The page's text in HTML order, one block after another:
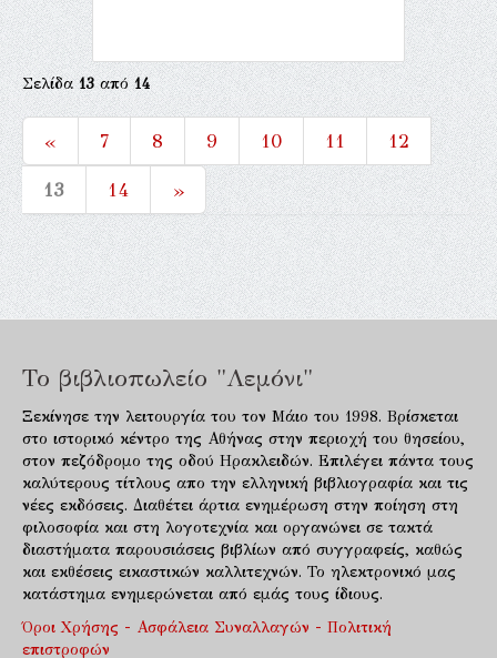
Σελίδα13από14
« 7 8 9 10 11
12
13
14 »
Το βιβλιοπωλείο "Λεμόνι"
Ξεκίνησε την λειτουργία του τον Μάιο του 1998. Βρίσκεται
στο ιστορικό κέντρο της Αθήνας στην περιοχή του θησείου,
στον πεζόδρομο της οδού Ηρακλειδών. Επιλέγει πάντα τους
καλύτερους τίτλους απο την ελληνική βιβλιογραφία και τις
νέες εκδόσεις. Διαθέτει άρτια ενημέρωση στην ποίηση στη
φιλοσοφία και στη λογοτεχνία και οργανώνει σε τακτά
διαστήματα παρουσιάσεις βιβλίων από συγγραφείς, καθώς
και εκθέσεις εικαστικών καλλιτεχνών. Το ηλεκτρονικό μας
κατάστημα ενημερώνεται από εμάς τους ίδιους.
Όροι Χρήσης - Ασφάλεια Συναλλαγών - Πολιτική
επιστροφών